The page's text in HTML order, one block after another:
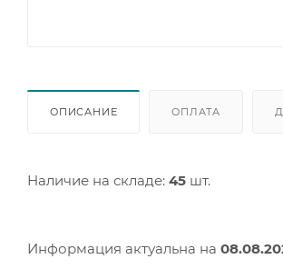
ОПИСАНИЕ ОПЛАТА
Наличие на складе: 45 шт.
Информация актуальна на